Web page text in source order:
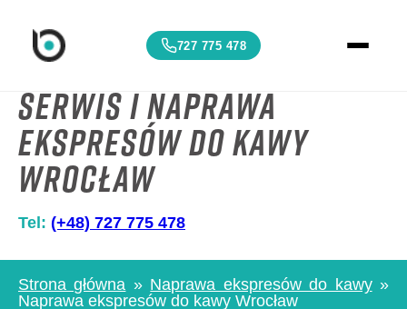
727 775 478
Serwis i Naprawa
ekspresów do kawy
Wrocław
Tel: (+48) 727 775 478
Strona główna » Naprawa ekspresów do kawy»
Naprawa ekspresów do kawy Wrocław